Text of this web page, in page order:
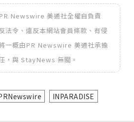
Newswire 美通社全權自負責
法令、違反本網站會員條款、有侵
一概由PR Newswire 美通社承擔
，與 StayNews 無關。
INPARADISE